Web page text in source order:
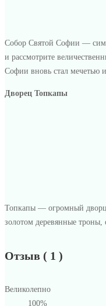
Собор Святой Софии —
и рассмотрите
Софии вновь стал мечетью
Дворец Топкапы
Топкапы — огромный
золотом деревянные
Отзыв ( 1 )
Великолепно
100%